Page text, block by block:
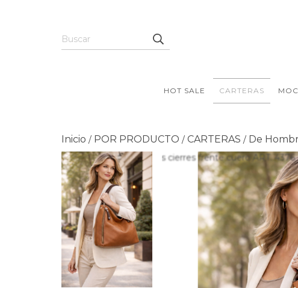
HOT SALE CARTERAS
Inicio / POR PRODUCTO / CARTERAS / De